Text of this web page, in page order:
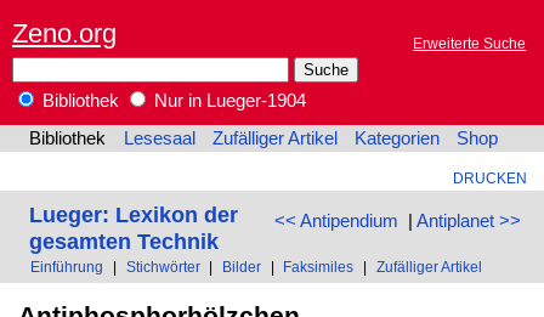
Zeno.org Erweiterte Suche
Bibliothek
Nur in Lueger-1904
Bibliothek
Lesesaal Zufälliger Artikel Kategorien Shop
DRUCKEN
<< Antipendium | Antiplanet >>
Lueger: Lexikon der
gesamten Technik
Einführung Stichwörter Bilder Faksimiles Zufälliger Artikel